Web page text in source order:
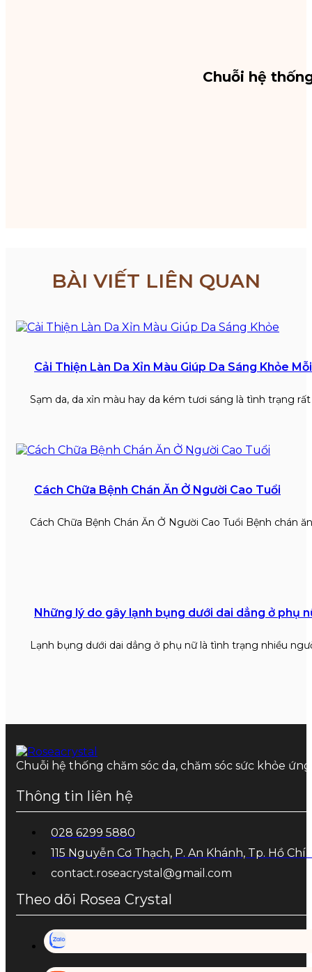
Chuỗi hệ
BÀI VIẾT LIÊN QUAN
Cải Thiện Làn Da Xỉn Màu Giúp Da Sáng Khỏe
Sạm da, da xỉn màu hay da kém tươi sáng là tình trạng
Cách Chữa Bệnh Chán Ăn Ở Người Cao Tuổi
Cách Chữa Bệnh Chán Ăn Ở Người Cao Tuổi Bệnh chán
Những lý do gây lạnh bụng dưới dai dẳng ở phụ
Lạnh bụng dưới dai dẳng ở phụ nữ là tình trạng nhiều
Chuỗi hệ thống chăm sóc da, chăm sóc sức khỏe
Thông tin liên hệ
028 6299 5880
115 Nguyễn Cơ Thạch, P. An Khánh, Tp. Hồ Chí
contact.roseacrystal@gmail.com
Theo dõi Rosea Crystal